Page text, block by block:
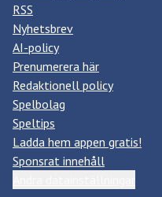
RSS
Nyhetsbrev
AI-policy
Prenumerera här
Redaktionell policy
Spelbolag
Speltips
Ladda hem appen gratis!
Sponsrat innehåll